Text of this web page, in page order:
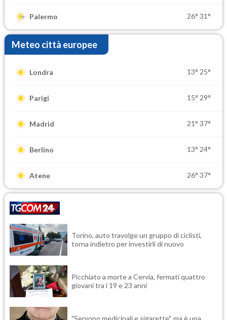
Palermo 26° 31°
Meteo città europee
Londra 13° 25°
Parigi 15° 29°
Madrid 21° 37°
Berlino 13° 24°
Atene 26° 37°
Torino, auto travolge un gruppo di ciclisti,
torna indietro per investirli di nuovo
Picchiato a morte a Cervia, fermati quattro
giovani tra i 19 e 23 anni